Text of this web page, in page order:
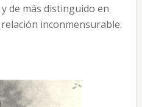
de más distinguido en
inconmensurable.